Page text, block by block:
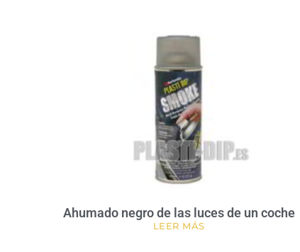
Ahumado negro de las luces de un coche
LEER MÁS